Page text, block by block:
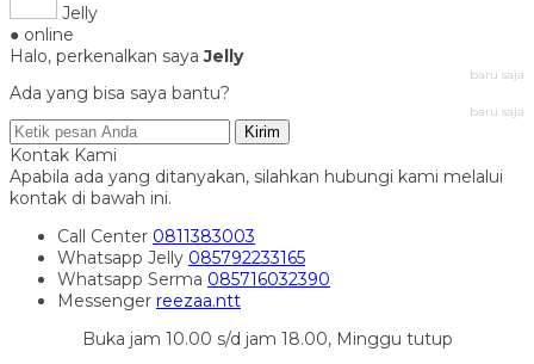
Jelly
● online
Halo, perkenalkan sayaJelly
baru saja
Ada yang bisa saya bantu?
baru saja
Kirim
Kontak Kami
Apabila ada yang ditanyakan, silahkan hubungi kami melalui
kontak di bawah ini.
Call Center 0811383003
Whatsapp Jelly 085792233165
Whatsapp Serma 085716032390
Messenger reezaa.ntt
Buka jam 10.00 s/d jam 18.00, Minggu tutup